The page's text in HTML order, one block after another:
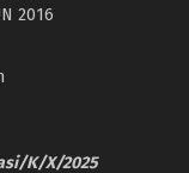
2016
K/X/2025